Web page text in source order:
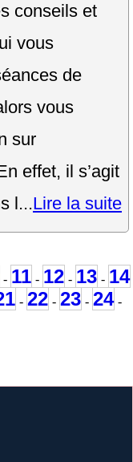
conseils et
vous
de
vous
sur
effet, il s’agit
l...Lire la suite
- 11 - 12 - 13 - 14
- 22 - 23 - 24 -